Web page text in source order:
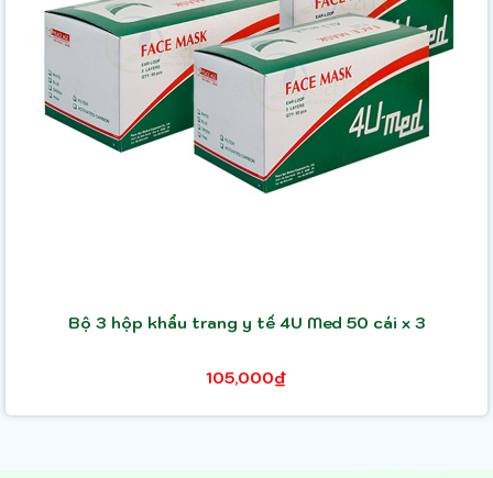
Bộ 3 hộp khẩu trang y tế 4U Med 50 cái x 3
105,000₫